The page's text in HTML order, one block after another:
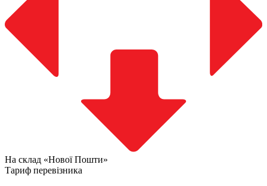
На склад «Нової Пошти»
Тариф перевізника